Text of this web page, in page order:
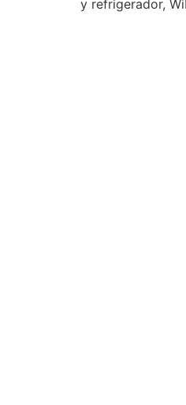
y refrigerador,